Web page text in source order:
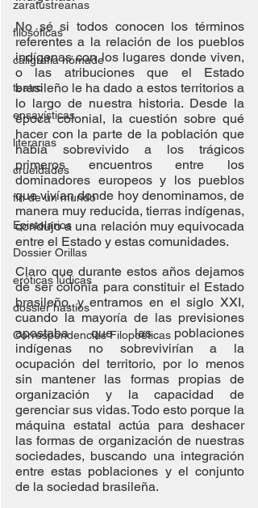
zaratustreanas
filosóficas
caligrafía nómade
teatro
ensayísticas
literarias
crueldades
fin de un mundo
Epistolarios
Dossier Orillas
eróticas lúdicas
dossier hastíos
Correspondencias Filopoéticas
No sé si todos conocen los términos
referentes a la relación de los pueblos
indígenas con los lugares donde viven,
o las atribuciones que el Estado
brasileño le ha dado a estos territorios a
lo largo de nuestra historia. Desde la
época colonial, la cuestión sobre qué
hacer con la parte de la población que
había sobrevivido a los trágicos
primeros encuentros entre los
dominadores europeos y los pueblos
que vivían donde hoy denominamos, de
manera muy reducida, tierras indígenas,
condujo a una relación muy equivocada
entre el Estado y estas comunidades.
Claro que durante estos años dejamos
de ser colonia para constituir el Estado
brasileño, y entramos en el siglo XXI,
cuando la mayoría de las previsiones
apostaba que las poblaciones
indígenas no sobrevivirían a la
ocupación del territorio, por lo menos
sin mantener las formas propias de
organización y la capacidad de
gerenciar sus vidas. Todo esto porque la
máquina estatal actúa para deshacer
las formas de organización de nuestras
sociedades, buscando una integración
entre estas poblaciones y el conjunto
de la sociedad brasileña.